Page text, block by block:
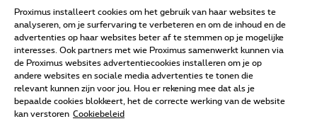
Forumvoorwaarden Accessibility statement
Alle rechten voorbehouden. © Proximus
Algemene voorwaarden, consumenteninfo
Proximus installeert cookies om het gebruik van haar websites te
analyseren, om je surfervaring te verbeteren en om de inhoud en de
advertenties op haar websites beter af te stemmen op je mogelijke
interesses. Ook partners met wie Proximus samenwerkt kunnen via
de Proximus websites advertentiecookies installeren om je op
andere websites en sociale media advertenties te tonen die
relevant kunnen zijn voor jou. Hou er rekening mee dat als je
bepaalde cookies blokkeert, het de correcte werking van de website
kan verstoren Cookiebeleid